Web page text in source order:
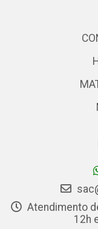
Atendimento
12h